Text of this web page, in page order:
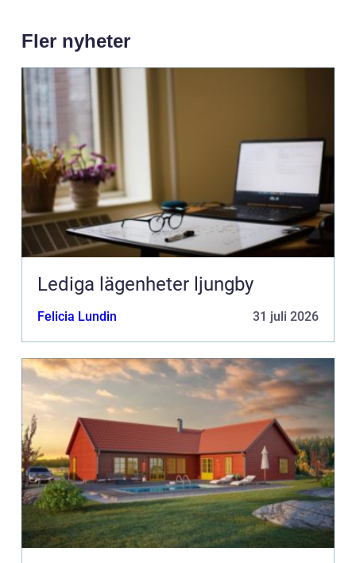
Fler nyheter
Lediga lägenheter ljungby
Felicia Lundin 31 juli 2026